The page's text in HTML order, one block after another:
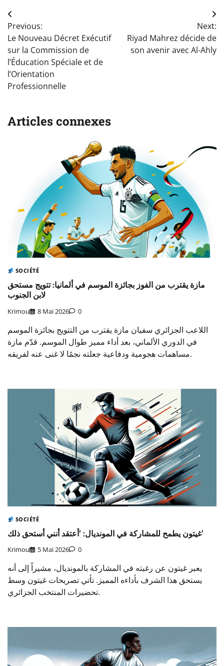
Navigation
de
l’article
Previous:
Le Nouveau Décret Exécutif
sur la Commission de
l’Éducation Spéciale et de
l’Orientation
Professionnelle
Next:
Riyad Mahrez décide de
son avenir avec Al-Ahly
Articles connexes
SOCIÉTÉ
مازة يقترب من الفوز بجائزة الموسم في ألمانيا: تتويج مستحق
لابن الجنوب
Krimou 8 Mai 2026 0
اللاعب الجزائري سفيان مازة يقترب من التتويج بجائزة الموسم
في الدوري الألماني، بعد أداء مميز طوال الموسم. قدّم مازة
مساهمات هجومية ودفاعية جعلته نجمًا لا غنى عنه لفريقه.
SOCIÉTÉ
غيتون يطمح للمشاركة في المونديال: ‘أعتقد أنني أستحق ذلك’
Krimou 5 Mai 2026 0
يعبر غيتون عن رغبته في المشاركة بالمونديال، مشيراً إلى أنه
يستحق هذا الشرف بأداءه المميز. تأتي تصريحات غيتون وسط
تحضيرات المنتخب الجزائري.